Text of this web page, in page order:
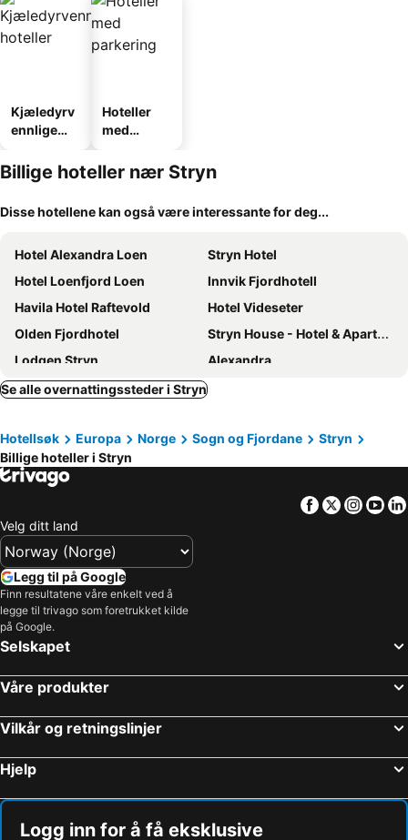
Kjæledyrv
ennlige
Hoteller
med
Billige hoteller nær Stryn
Disse hotellene kan også være interessante for deg...
Hotel Alexandra Loen
Stryn Hotel
Hotel Loenfjord Loen
Innvik Fjordhotell
Havila Hotel Raftevold
Hotel Videseter
Olden Fjordhotel
Stryn House - Hotel & Apartments
Lodgen Stryn
Alexandra
Visnes Hotel Stryn
Se alle overnattingssteder i Stryn
Hotellsøk Europa Norge Sogn og Fjordane
Stryn
Billige hoteller i Stryn
Facebook
Twitter
Velg ditt land
Legg til på Google
Finn resultatene våre enkelt ved å
legge til trivago som foretrukket kilde
på Google.
Selskapet
Våre produkter
Vilkår og retningslinjer
Hjelp
Logg inn for å få eksklusive